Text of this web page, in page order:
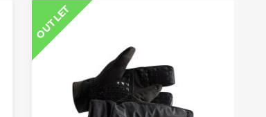
OUTLET